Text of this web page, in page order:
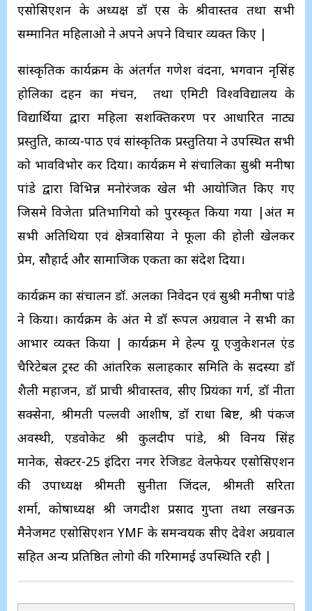
एसोसिएशन के अध्यक्ष डॉ एस के श्रीवास्तव तथा सभी
सम्मानित महिलाओ ने अपने अपने विचार व्यक्त किए |
सांस्कृतिक कार्यक्रम के अंतर्गत गणेश वंदना, भगवान नृसिंह
होलिका दहन का मंचन, तथा एमिटी विश्वविद्यालय के
विद्यार्थियों द्वारा महिला सशक्तिकरण पर आधारित नाट्य
प्रस्तुति, काव्य-पाठ एवं सांस्कृतिक प्रस्तुतियों ने उपस्थित सभी
को भावविभोर कर दिया। कार्यक्रम मे संचालिका सुश्री मनीषा
पांडे द्वारा विभिन्न मनोरंजक खेल भी आयोजित किए गए
जिसमे विजेता प्रतिभागियो को पुरस्कृत किया गया |अंत में
सभी अतिथियों एवं क्षेत्रवासियों ने फूलों की होली खेलकर
प्रेम, सौहार्द और सामाजिक एकता का संदेश दिया।
कार्यक्रम का संचालन डॉ. अलका निवेदन एवं सुश्री मनीषा पांडे
ने किया। कार्यक्रम के अंत मे डॉ रूपल अग्रवाल ने सभी का
आभार व्यक्त किया | कार्यक्रम मे हेल्प यू एजुकेशनल एंड
चैरिटेबल ट्रस्ट की आंतरिक सलाहकार समिति के सदस्यों डॉ
शैली महाजन, डॉ प्राची श्रीवास्तव, सीए प्रियंका गर्ग, डॉ नीता
सक्सेना, श्रीमती पल्लवी आशीष, डॉ राधा बिष्ट, श्री पंकज
अवस्थी, एडवोकेट श्री कुलदीप पांडे, श्री विनय सिंह
मानेक, सेक्टर-25 इंदिरा नगर रेजिडेंट वेलफेयर एसोसिएशन
की उपाध्यक्ष श्रीमती सुनीता जिंदल, श्रीमती सरिता
शर्मा, कोषाध्यक्ष श्री जगदीश प्रसाद गुप्ता तथा लखनऊ
मैनेजमेंट एसोसिएशन YMF के समन्वयक सीए देवेश अग्रवाल
सहित अन्य प्रतिष्ठित लोगो की गरिमामई उपस्थिति रही |